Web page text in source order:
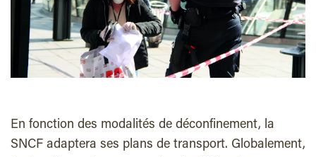
En fonction des modalités de déconfinement, la
SNCF adaptera ses plans de transport. Globalement,